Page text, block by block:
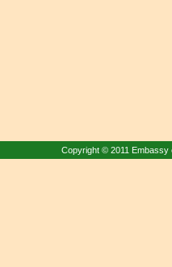
Copyright © 2011 Embassy